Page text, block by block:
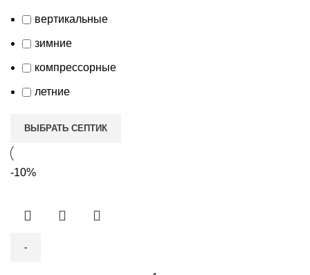
вертикальные
зимние
компрессорные
летние
ВЫБРАТЬ СЕПТИК
-10%